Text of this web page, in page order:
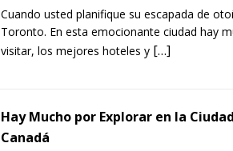
Cuando usted planifique su escapada de
Toronto. En esta emocionante ciudad hay
visitar, los mejores hoteles y […]
Hay Mucho por Explorar en la
Canadá